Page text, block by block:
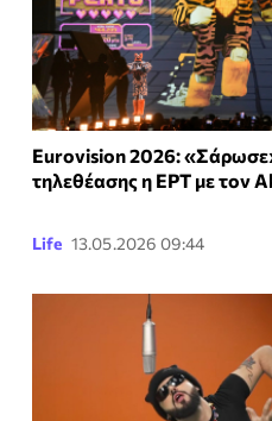
Eurovision 2026:
τηλεθέασης η ΕΡΤ με τον
Life 13.05.2026 09:44